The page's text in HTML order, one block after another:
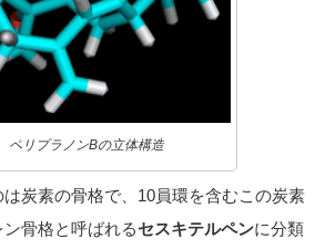
ペリプラノンBの立体構造
炭素の骨格で、10員環を含むこの炭素
骨格と呼ばれるセスキテルペンに分類